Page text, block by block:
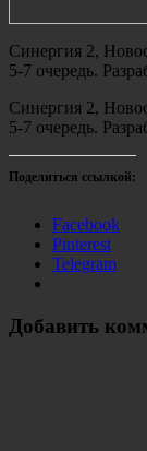
Синергия 2,
5-7 очередь.
Синергия 2,
5-7 очередь.
Поделиться ссылкой:
Facebook
Pinterest
Telegram
Добавить